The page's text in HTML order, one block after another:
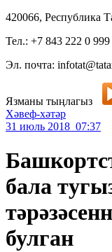
420066, Республика
Тел.: +7 843 222 0 999
Эл. почта:
Язманы тыңлагыз
Хәвеф-хәтәр
31 июль 2018 07:37
бала
булган